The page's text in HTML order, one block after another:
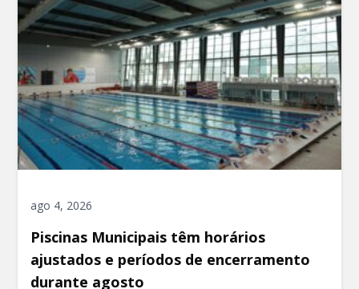
ago 4, 2026
Piscinas Municipais têm horários
ajustados e períodos de encerramento
durante agosto